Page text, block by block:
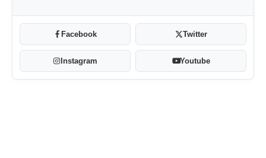
Facebook Twitter
Instagram Youtube